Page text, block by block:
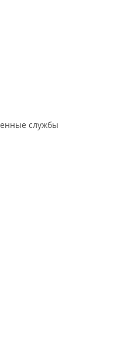
службы